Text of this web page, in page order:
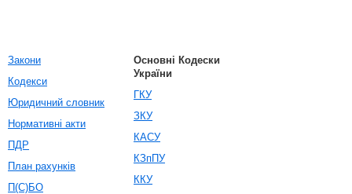
Закони
Кодекси
Юридичний словник
Нормативні акти
ПДР
План рахунків
П(С)БО
Основні Кодески
України
ГКУ
ЗКУ
КАСУ
КЗпПУ
ККУ